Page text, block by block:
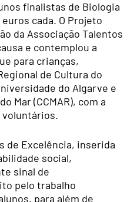
finalistas de Biologia
cada. O Projeto
da Associação Talentos
e contemplou a
para crianças,
de Cultura do
do Algarve e
Mar (CCMAR), com a
voluntários.
de Excelência, inserida
social,
sinal de
pelo trabalho
para além de